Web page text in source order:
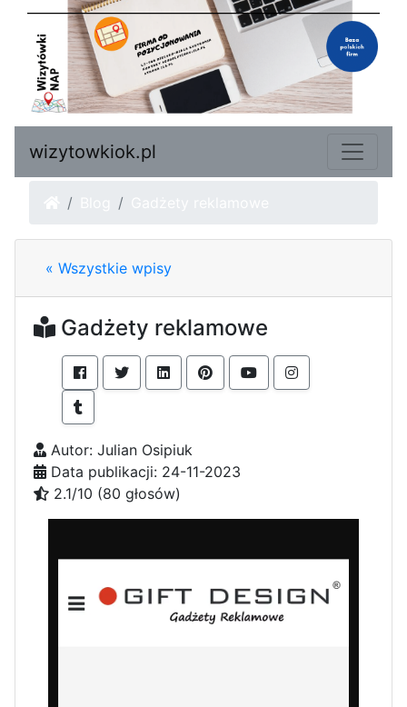
wizytowkiok.pl
« Wszystkie wpisy
Gadżety reklamowe
Autor: Julian Osipiuk
Data publikacji: 24-11-2023
2.1/10 (80 głosów)